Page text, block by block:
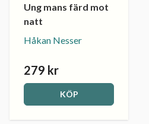
Ung mans färd mot
natt
Håkan Nesser
279 kr
KÖP